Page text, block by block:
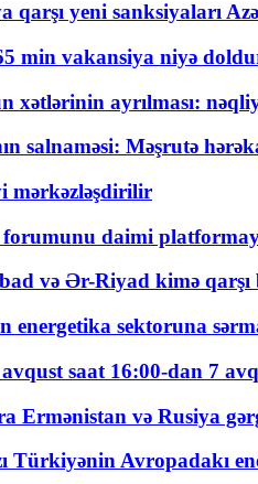
qarşı yeni sanksiyaları
min vakansiya niyə
xətlərinin ayrılması:
salnaməsi: Məşrutə
mərkəzləşdirilir
forumunu daimi
və Ər-Riyad kimə qarşı
energetika sektoruna
saat 16:00-dan 7
Ermənistan və Rusiya
Türkiyənin Avropadakı